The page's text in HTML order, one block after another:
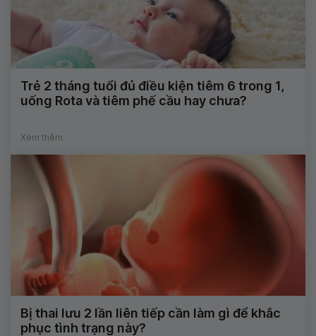
Trẻ 2 tháng tuổi đủ điều kiện tiêm 6 trong 1,
uống Rota và tiêm phế cầu hay chưa?
Xem thêm
Bị thai lưu 2 lần liên tiếp cần làm gì để khắc
phục tình trạng này?